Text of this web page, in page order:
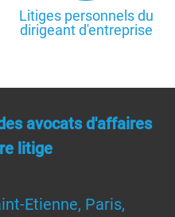
Litiges personnels du
dirigeant d'entreprise
avocats d'affaires
litige
Etienne, Paris,